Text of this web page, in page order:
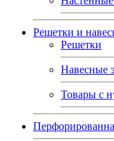
Решетки и
Решетки
Навесные
Товары с